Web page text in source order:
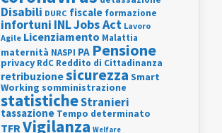
Disabili DURC fiscale formazione
infortuni INLJobs Act Lavoro
Agile Licenziamento Malattia
maternità NASPI PA Pensione
privacy RdC Reddito di Cittadinanza
retribuzionesicurezza Smart
Working somministrazione
statisticheStranieri
tassazione Tempo determinato
TFRVigilanza Welfare